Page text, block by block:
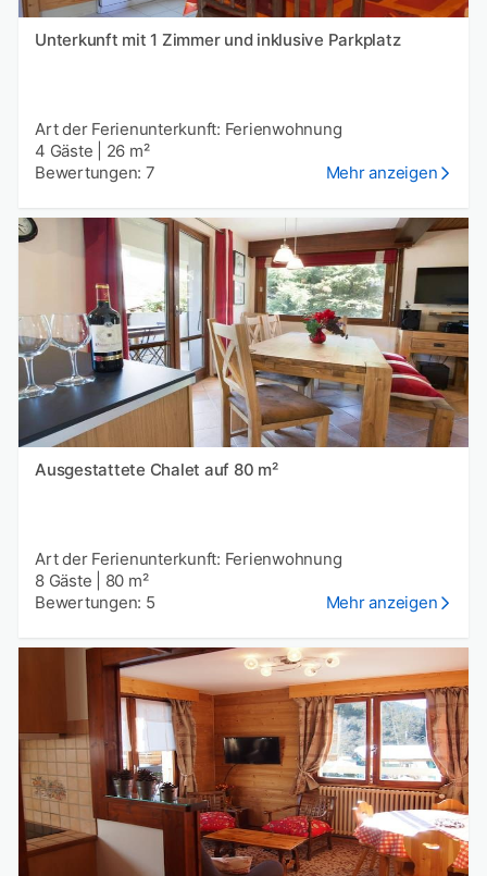
Unterkunft mit 1 Zimmer und inklusive Parkplatz
Art der Ferienunterkunft: Ferienwohnung
4 Gäste
26 m²
Bewertungen: 7
Mehr anzeigen
Ausgestattete Chalet auf 80 m²
Art der Ferienunterkunft: Ferienwohnung
8 Gäste
80 m²
Bewertungen: 5
Mehr anzeigen